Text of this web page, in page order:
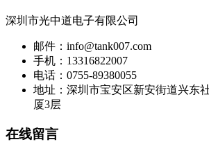
深圳市光中道电子有限公司
邮件：info@tank007.com
手机：13316822007
电话：0755-89380055
地址：深圳市宝安区新安街道兴东
厦3层
在线留言